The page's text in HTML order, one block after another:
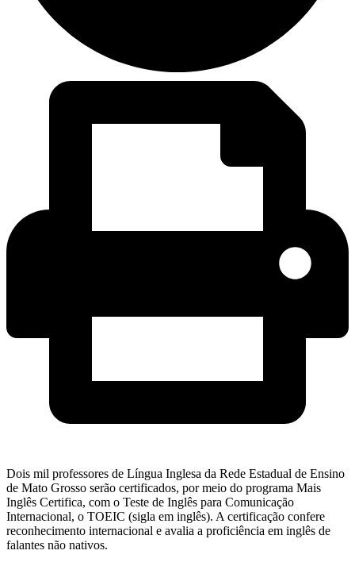
Dois mil professores de Língua Inglesa da Rede Estadual de Ensino
de Mato Grosso serão certificados, por meio do programa Mais
Inglês Certifica, com o Teste de Inglês para Comunicação
Internacional, o TOEIC (sigla em inglês). A certificação confere
reconhecimento internacional e avalia a proficiência em inglês de
falantes não nativos.